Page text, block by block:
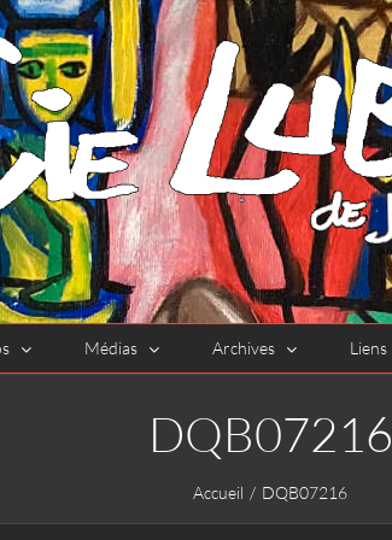
Médias Archives Liens
DQB07216
Accueil DQB07216